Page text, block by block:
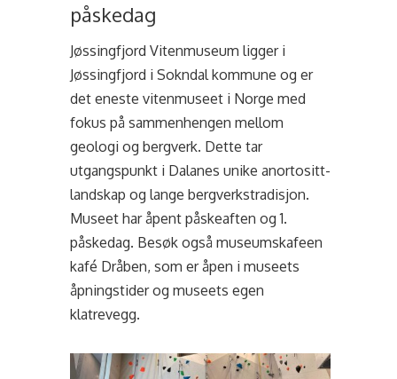
påskedag
Jøssingfjord Vitenmuseum ligger i
Jøssingfjord i Sokndal kommune og er
det eneste vitenmuseet i Norge med
fokus på sammenhengen mellom
geologi og bergverk. Dette tar
utgangspunkt i Dalanes unike anortositt-
landskap og lange bergverkstradisjon.
Museet har åpent påskeaften og 1.
påskedag. Besøk også museumskafeen
kafé Dråben, som er åpen i museets
åpningstider og museets egen
klatrevegg.